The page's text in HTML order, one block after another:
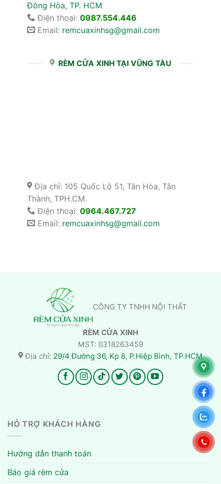
Đông Hòa, TP. HCM
Điện thoại: 0987.554.446
Email: remcuaxinhsg@gmail.com
RÈM CỬA XINH TẠI VŨNG TÀU
Địa chỉ: 105 Quốc Lộ 51, Tân Hòa, Tân
Thành, TPH.CM.
Điện thoại: 0964.467.727
Email: remcuaxinhsg@gmail.com
CÔNG TY TNHH NỘI THẤT
RÈM CỬA XINH
MST: 0318263459
Địa chỉ: 29/4 Đường 36, Kp 8, P.Hiệp Bình, TP.HCM
HỖ TRỢ KHÁCH HÀNG
Hướng dẫn thanh toán
Báo giá rèm cửa